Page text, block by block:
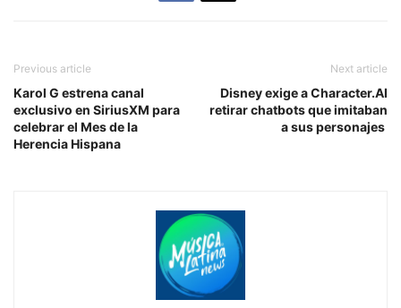
Previous article
Karol G estrena canal
exclusivo en SiriusXM para
celebrar el Mes de la
Herencia Hispana
Next article
Disney exige a Character.AI
retirar chatbots que imitaban
a sus personajes